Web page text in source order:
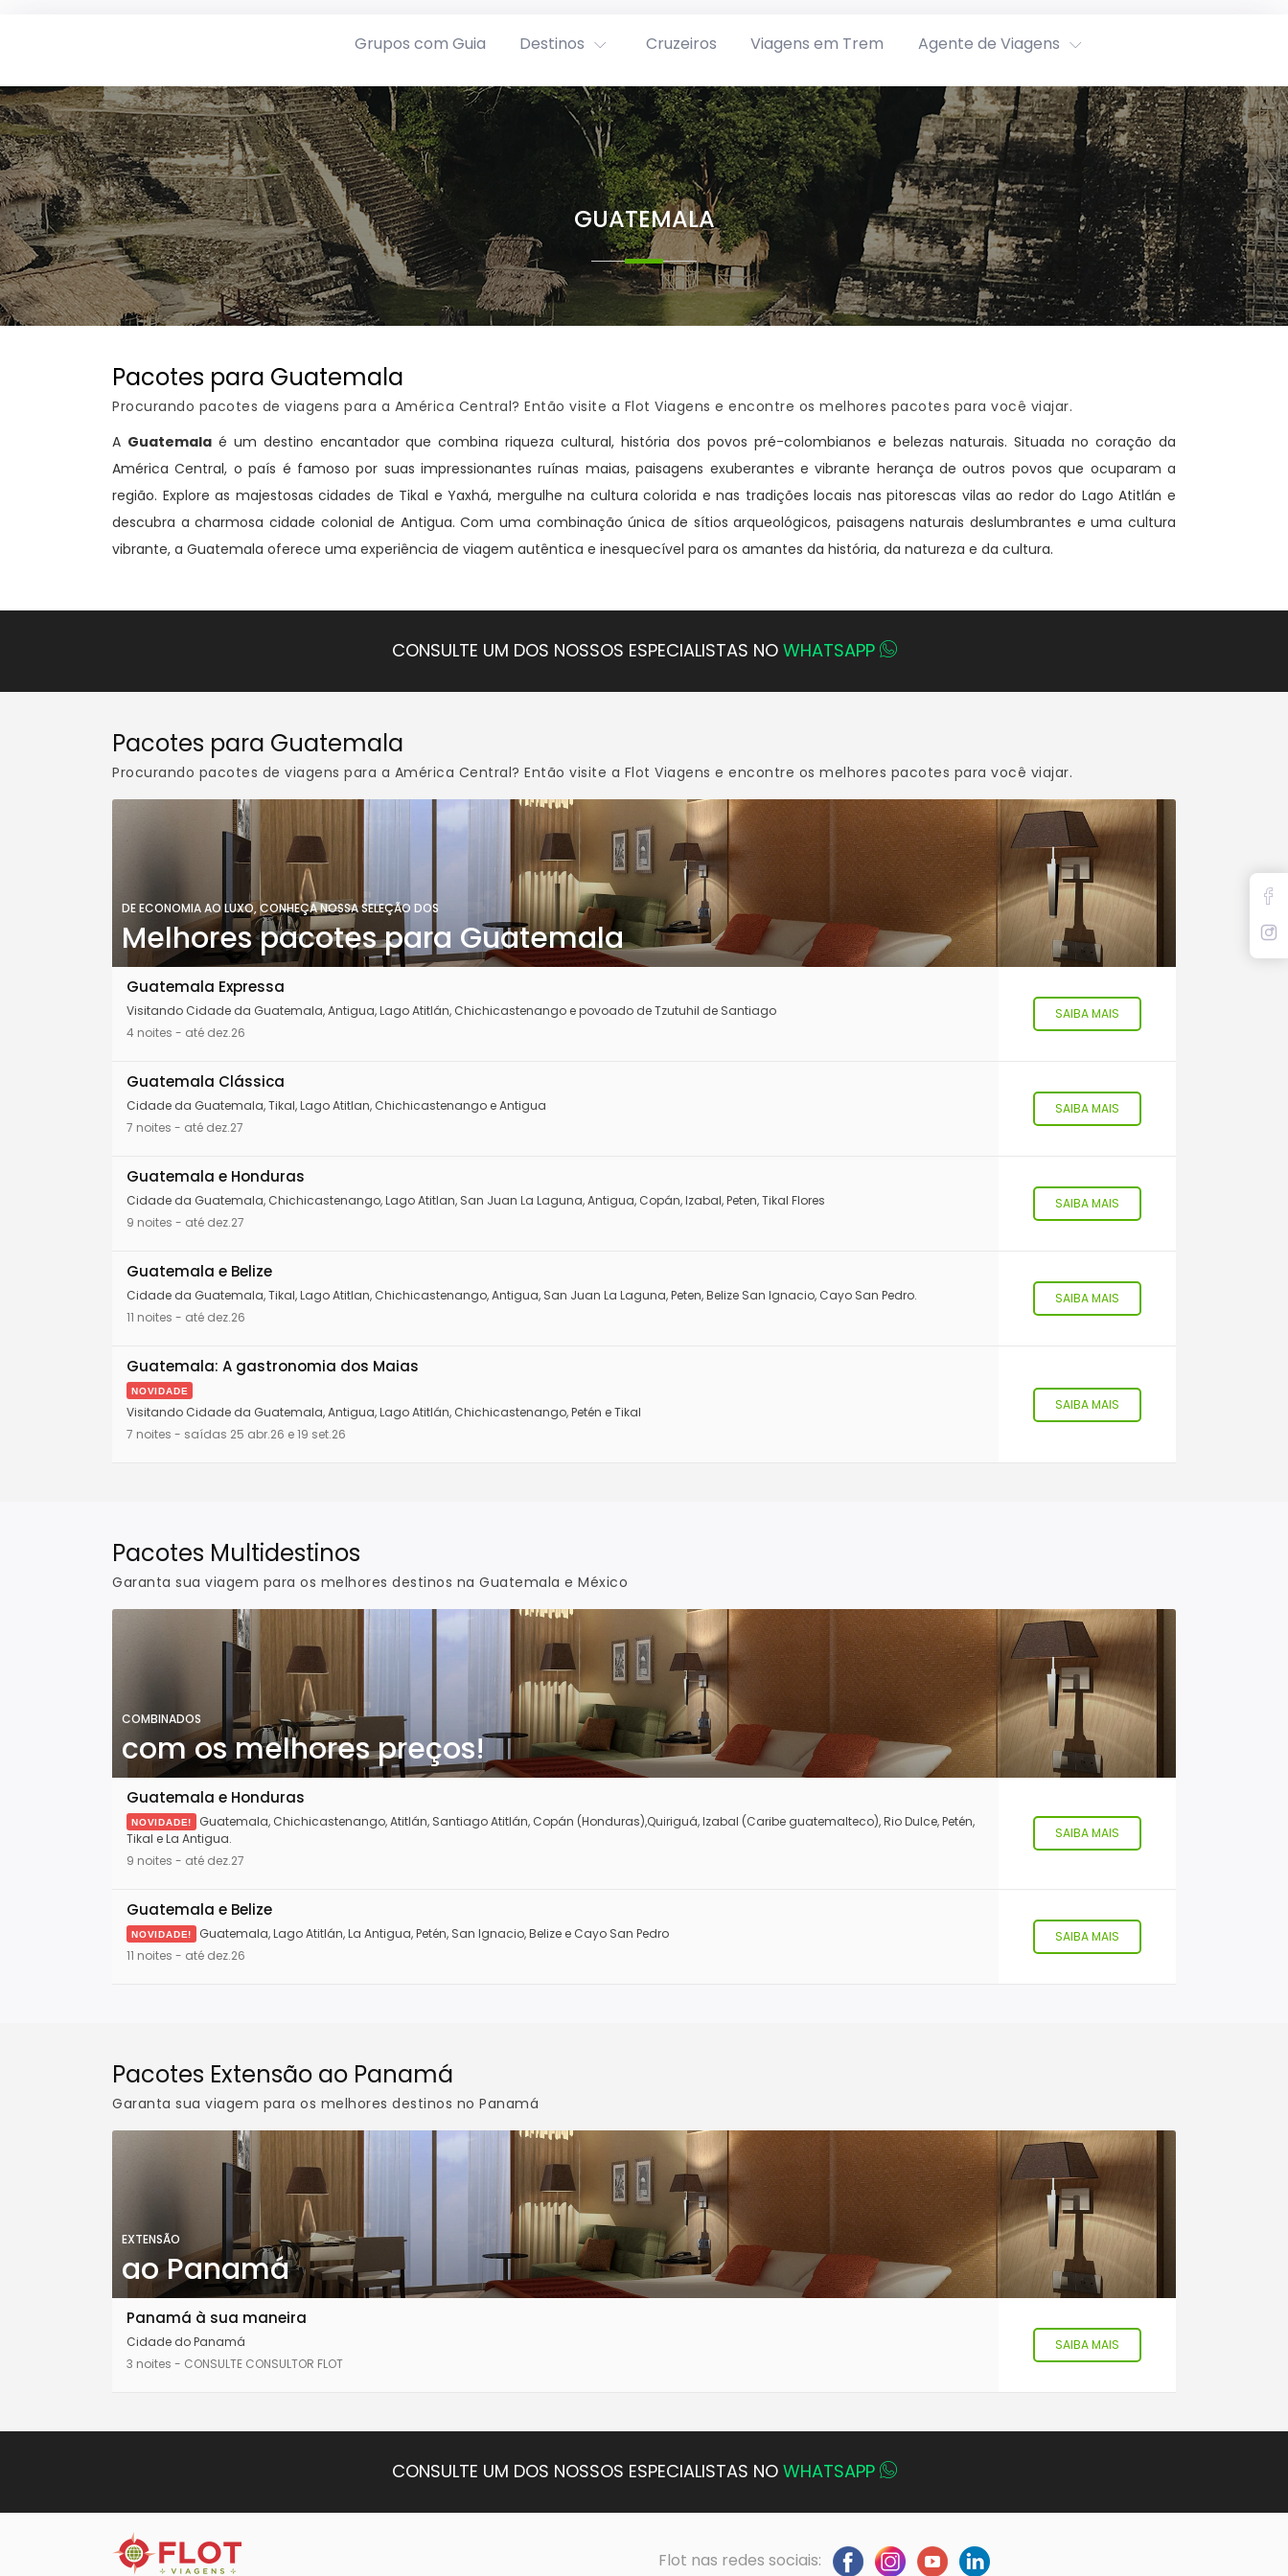
Grupos com Guia Destinos Cruzeiros Viagens em Trem Agente de Viagens
GUATEMALA
Pacotes para Guatemala
Procurando pacotes de viagens para a América Central? Então visite a Flot Viagens e encontre os melhores pacotes para você viajar.
A Guatemalaé um destino encantador que combina riqueza cultural, história dos povos pré-colombianos e belezas naturais. Situada no coração da
América Central, o país é famoso por suas impressionantes ruínas maias, paisagens exuberantes e vibrante herança de outros povos que ocuparam a
região. Explore as majestosas cidades de Tikal e Yaxhá, mergulhe na cultura colorida e nas tradições locais nas pitorescas vilas ao redor do Lago Atitlán e
descubra a charmosa cidade colonial de Antigua. Com uma combinação única de sítios arqueológicos, paisagens naturais deslumbrantes e uma cultura
vibrante, a Guatemala oferece uma experiência de viagem autêntica e inesquecível para os amantes da história, da natureza e da cultura.
CONSULTE UM DOS NOSSOS ESPECIALISTAS NO WHATSAPP
Pacotes para Guatemala
Procurando pacotes de viagens para a América Central? Então visite a Flot Viagens e encontre os melhores pacotes para você viajar.
DE ECONOMIA AO LUXO, CONHEÇA NOSSA SELEÇÃO DOS
Melhores pacotes para Guatemala
Guatemala Expressa
Visitando Cidade da Guatemala, Antigua, Lago Atitlán, Chichicastenango e povoado de Tzutuhil de Santiago
4 noites - até dez.26
SAIBA MAIS
Guatemala Clássica
Cidade da Guatemala, Tikal, Lago Atitlan, Chichicastenango e Antigua
7 noites - até dez.27
SAIBA MAIS
Guatemala e Honduras
Cidade da Guatemala, Chichicastenango, Lago Atitlan, San Juan La Laguna, Antigua, Copán, Izabal, Peten, Tikal Flores
9 noites - até dez.27
SAIBA MAIS
Guatemala e Belize
Cidade da Guatemala, Tikal, Lago Atitlan, Chichicastenango, Antigua, San Juan La Laguna, Peten, Belize San Ignacio, Cayo San Pedro.
11 noites - até dez.26
SAIBA MAIS
Guatemala: A gastronomia dos Maias
NOVIDADE
Visitando Cidade da Guatemala, Antigua, Lago Atitlán, Chichicastenango, Petén e Tikal
7 noites - saídas 25 abr.26 e 19 set.26
SAIBA MAIS
Pacotes Multidestinos
Garanta sua viagem para os melhores destinos na Guatemala e México
COMBINADOS
com os melhores preços!
Guatemala e Honduras
NOVIDADE!
Guatemala, Chichicastenango, Atitlán, Santiago Atitlán, Copán (Honduras),Quiriguá, Izabal (Caribe guatemalteco), Rio Dulce, Petén,
Tikal e La Antigua.
9 noites - até dez.27
SAIBA MAIS
Guatemala e Belize
NOVIDADE!
Guatemala, Lago Atitlán, La Antigua, Petén, San Ignacio, Belize e Cayo San Pedro
11 noites - até dez.26
SAIBA MAIS
Pacotes Extensão ao Panamá
Garanta sua viagem para os melhores destinos no Panamá
EXTENSÃO
ao Panamá
Panamá à sua maneira
Cidade do Panamá
3 noites - CONSULTE CONSULTOR FLOT
SAIBA MAIS
CONSULTE UM DOS NOSSOS ESPECIALISTAS NO WHATSAPP
Flot nas redes sociais: